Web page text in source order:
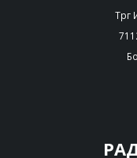
Трг